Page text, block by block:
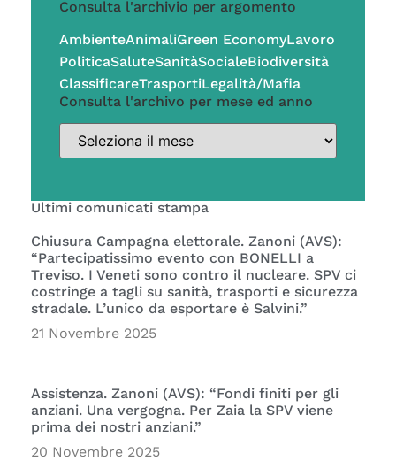
Consulta l'archivio per argomento
AmbienteAnimaliGreen EconomyLavoro
PoliticaSaluteSanitàSocialeBiodiversità
ClassificareTrasportiLegalità/Mafia
Consulta l'archivo per mese ed anno
Ultimi comunicati stampa
Chiusura Campagna elettorale. Zanoni (AVS):
“Partecipatissimo evento con BONELLI a
Treviso. I Veneti sono contro il nucleare. SPV ci
costringe a tagli su sanità, trasporti e sicurezza
stradale. L’unico da esportare è Salvini.”
21 Novembre 2025
Assistenza. Zanoni (AVS): “Fondi finiti per gli
anziani. Una vergogna. Per Zaia la SPV viene
prima dei nostri anziani.”
20 Novembre 2025